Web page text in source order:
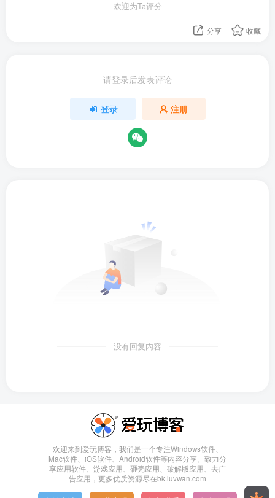
欢迎为Ta评分
分享 收藏
请登录后发表评论
登录 注册
没有回复内容
欢迎来到爱玩博客，我们是一个专注Windows软件、
Mac软件、iOS软件、Android软件等内容分享。致力分
享应用软件、游戏应用、砸壳应用、破解版应用、去广
告应用，更多优质资源尽在bk.luvwan.com